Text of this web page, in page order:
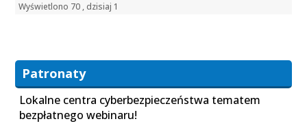
Wyświetlono 70 , dzisiaj 1
Patronaty
Lokalne centra cyberbezpieczeństwa tematem
bezpłatnego webinaru!